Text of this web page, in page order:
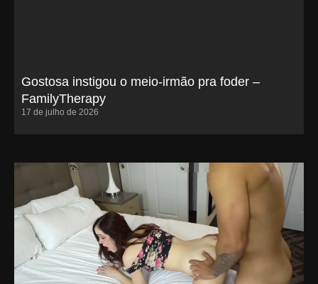
Gostosa instigou o meio-irmão pra foder –
FamilyTherapy
17 de julho de 2026